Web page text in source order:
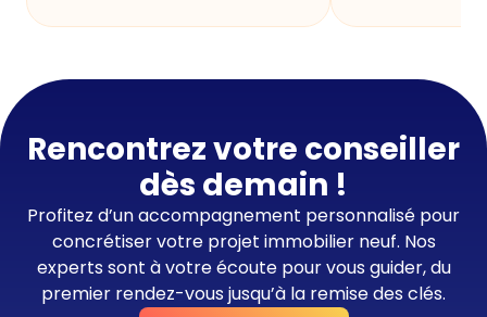
Rencontrez votre conseiller
dès demain !
Profitez d’un accompagnement personnalisé pour
concrétiser votre projet immobilier neuf. Nos
experts sont à votre écoute pour vous guider, du
premier rendez-vous jusqu’à la remise des clés.